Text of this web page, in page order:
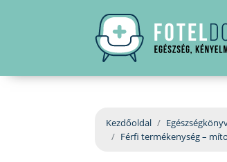
Kezdőoldal
Férfi termékenység –